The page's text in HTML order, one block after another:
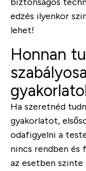
edzés ilyenkor
lehet!
Honnan
Ha szeretnéd
gyakorlatot,
odafigyelni a
nincs rendben és
az esetben szinte